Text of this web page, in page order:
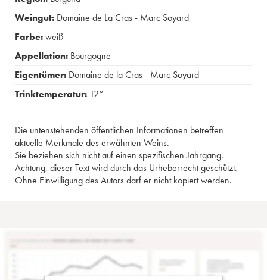
Weingut: Domaine de La Cras - Marc Soyard
Farbe:weiß
Appellation: Bourgogne
Eigentümer: Domaine de la Cras - Marc Soyard
Trinktemperatur: 12°
Die untenstehenden öffentlichen Informationen betreffen
aktuelle Merkmale des erwähnten Weins.
Sie beziehen sich nicht auf einen spezifischen Jahrgang.
Achtung, dieser Text wird durch das Urheberrecht geschützt.
Ohne Einwilligung des Autors darf er nicht kopiert werden.